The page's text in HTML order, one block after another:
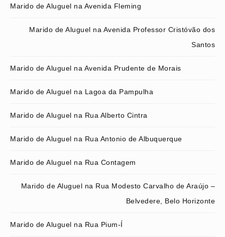
Marido de Aluguel na Avenida Fleming
Marido de Aluguel na Avenida Professor Cristóvão dos
Santos
Marido de Aluguel na Avenida Prudente de Morais
Marido de Aluguel na Lagoa da Pampulha
Marido de Aluguel na Rua Alberto Cintra
Marido de Aluguel na Rua Antonio de Albuquerque
Marido de Aluguel na Rua Contagem
Marido de Aluguel na Rua Modesto Carvalho de Araújo –
Belvedere, Belo Horizonte
Marido de Aluguel na Rua Pium-Í